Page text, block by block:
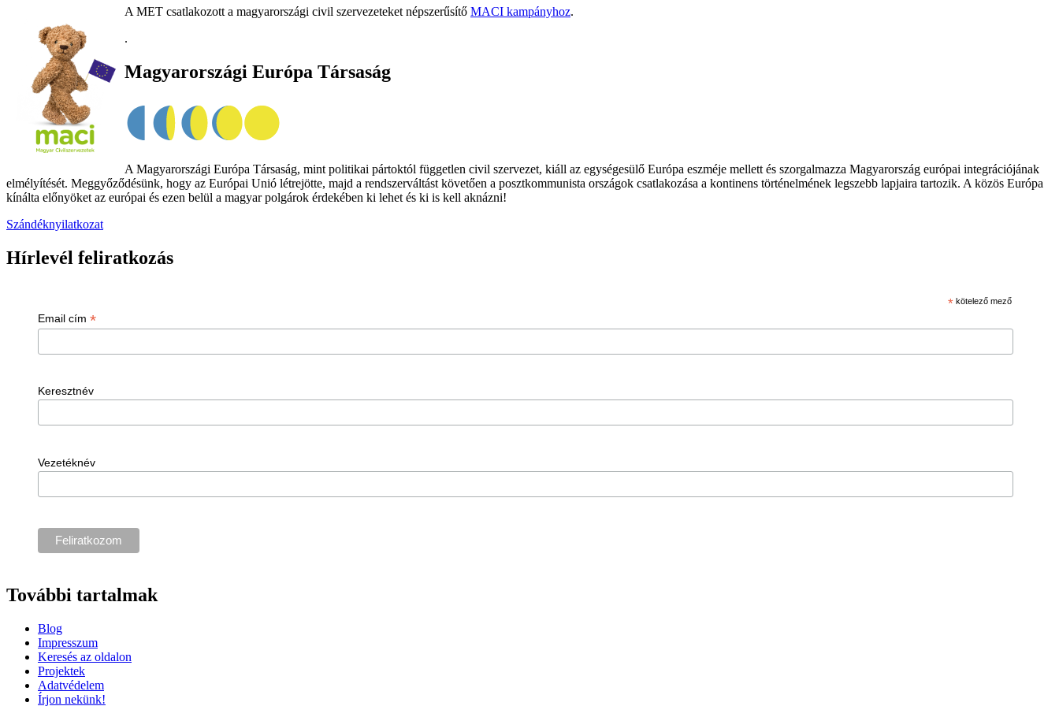
A MET csatlakozott a magyarországi civil szervezeteket népszerűsítő MACI kampányhoz.
.
Magyarországi Európa Társaság
A Magyarországi Európa Társaság, mint politikai pártoktól független civil szervezet, kiáll az egységesülő Európa eszméje mellett és szorgalmazza Magyarország európai integrációjának
elmélyítését. Meggyőződésünk, hogy az Európai Unió létrejötte, majd a rendszerváltást követően a posztkommunista országok csatlakozása a kontinens történelmének legszebb lapjaira tartozik. A közös Európa
kínálta előnyöket az európai és ezen belül a magyar polgárok érdekében ki lehet és ki is kell aknázni!
Szándéknyilatkozat
Hírlevél feliratkozás
* kötelező mező
Email cím *
Keresztnév
Vezetéknév
További tartalmak
Blog
Impresszum
Keresés az oldalon
Projektek
Adatvédelem
Írjon nekünk!